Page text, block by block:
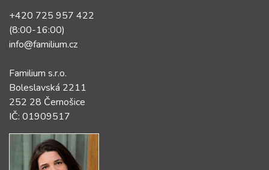
+420 725 957 422
(8:00-16:00)
info@familium.cz
Familium s.r.o.
Boleslavská 2211
252 28 Černošice
IČ: 01909517